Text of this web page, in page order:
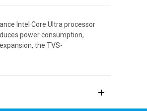
Intel Core Ultra processor
power consumption,
the TVS-